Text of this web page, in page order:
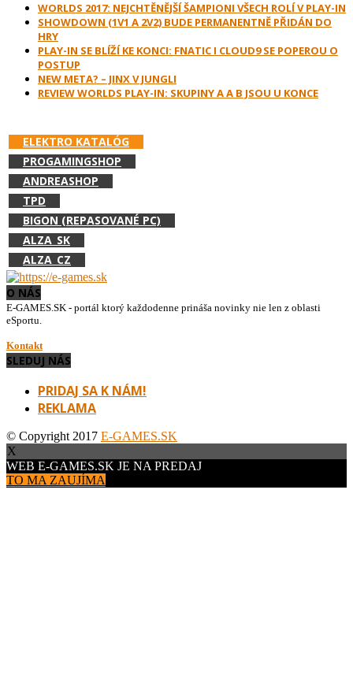
WORLDS 2017: NEJCHTĚNĚJŠÍ ŠAMPIONI VŠECH ROLÍ V PLAY-IN
SHOWDOWN (1V1 A 2V2) BUDE PERMANENTNĚ PŘIDÁN DO
HRY
PLAY-IN SE BLÍŽÍ KE KONCI: FNATIC I CLOUD9 SE POPEROU O
POSTUP
NEW META? – JINX V JUNGLI
REVIEW WORLDS PLAY-IN: SKUPINY A A B JSOU U KONCE
ELEKTRO KATALÓG
PROGAMINGSHOP
ANDREASHOP
TPD
BIGON (REPASOVANÉ PC)
ALZA_SK
ALZA_CZ
O NÁS
E-GAMES.SK - portál ktorý každodenne prináša novinky nie len z oblasti
eSportu.
Kontakt
SLEDUJ NÁS
PRIDAJ SA K NÁM!
REKLAMA
© Copyright 2017 E-GAMES.SK
X
WEB E-GAMES.SK JE NA PREDAJ
TO MA ZAUJÍMA